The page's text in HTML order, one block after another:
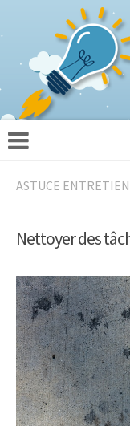
ASTUCE ENTRETIEN
Nettoyer des